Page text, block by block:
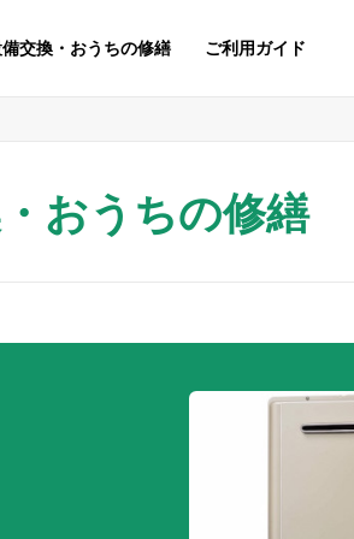
交換・おうちの修繕 ご利用ガイド
おうちの修繕